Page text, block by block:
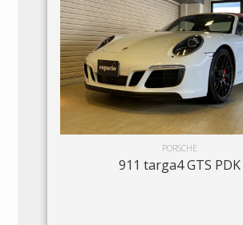
PORSCHE
911 targa4 GTS PDK